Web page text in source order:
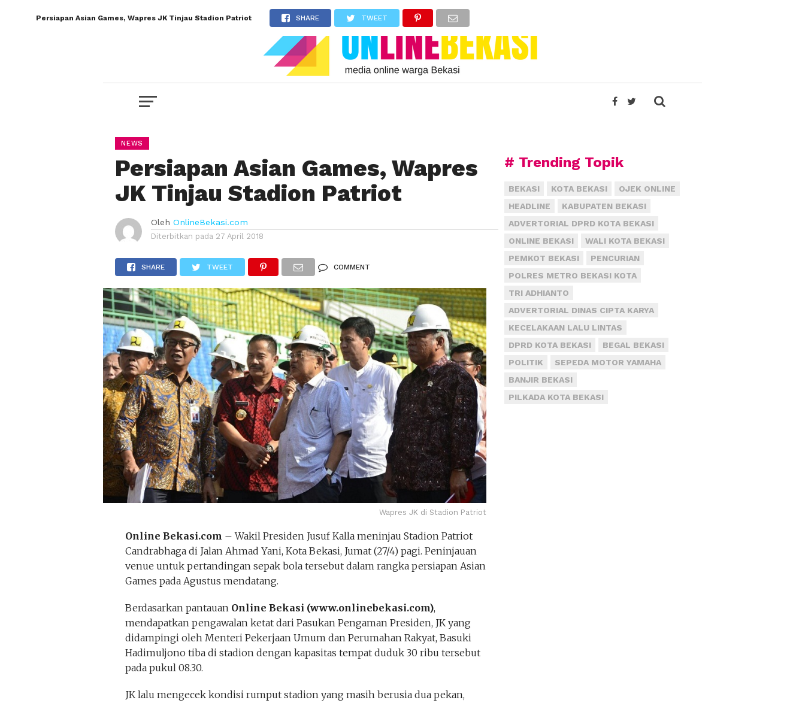
Persiapan Asian Games, Wapres JK Tinjau Stadion Patriot SHARE TWEET
NEWS
Persiapan Asian Games, Wapres
JK Tinjau Stadion Patriot
Oleh OnlineBekasi.com
Diterbitkan pada 27 April 2018
SHARE TWEET COMMENT
Wapres JK di Stadion Patriot
Online Bekasi.com – Wakil Presiden Jusuf Kalla meninjau Stadion Patriot
Candrabhaga di Jalan Ahmad Yani, Kota Bekasi, Jumat (27/4) pagi. Peninjauan
venue untuk pertandingan sepak bola tersebut dalam rangka persiapan Asian
Games pada Agustus mendatang.
Berdasarkan pantauan Online Bekasi (www.onlinebekasi.com),
mendapatkan pengawalan ketat dari Pasukan Pengaman Presiden, JK yang
didampingi oleh Menteri Pekerjaan Umum dan Perumahan Rakyat, Basuki
Hadimuljono tiba di stadion dengan kapasitas tempat duduk 30 ribu tersebut
pada pukul 08.30.
JK lalu mengecek kondisi rumput stadion yang masih berusia dua pekan,
# Trending Topik
BEKASI KOTA BEKASI
OJEK ONLINE
HEADLINE
KABUPATEN BEKASI
ADVERTORIAL DPRD KOTA BEKASI
ONLINE BEKASI
WALI KOTA BEKASI
PEMKOT BEKASI
PENCURIAN
POLRES METRO BEKASI KOTA
TRI ADHIANTO
ADVERTORIAL DINAS CIPTA KARYA
KECELAKAAN LALU LINTAS
DPRD KOTA BEKASI
BEGAL BEKASI
POLITIK
SEPEDA MOTOR YAMAHA
BANJIR BEKASI
PILKADA KOTA BEKASI